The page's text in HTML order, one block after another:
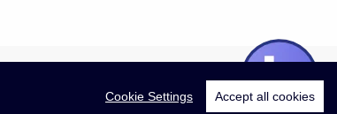
Cookie Settings Accept all cookies